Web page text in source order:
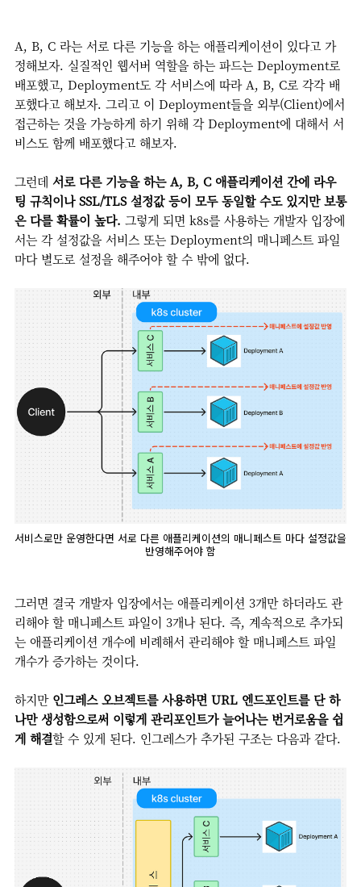
A, B, C 라는 서로 다른 기능을 하는 애플리케이션이 있다고 가
정해보자. 실질적인 웹서버 역할을 하는 파드는 Deployment로
배포했고, Deployment도 각 서비스에 따라 A, B, C로 각각 배
포했다고 해보자. 그리고 이 Deployment들을 외부(Client)에서
접근하는 것을 가능하게 하기 위해 각 Deployment에 대해서 서
비스도 함께 배포했다고 해보자.
그런데 서로 다른 기능을 하는 A, B, C 애플리케이션 간에 라우
팅 규칙이나 SSL/TLS 설정값 등이 모두 동일할 수도 있지만 보통
은 다를 확률이 높다. 그렇게 되면 k8s를 사용하는 개발자 입장에
서는 각 설정값을 서비스 또는 Deployment의 매니페스트 파일
마다 별도로 설정을 해주어야 할 수 밖에 없다.
서비스로만 운영한다면 서로 다른 애플리케이션의 매니페스트 마다 설정값을
반영해주어야 함
그러면 결국 개발자 입장에서는 애플리케이션 3개만 하더라도 관
리해야 할 매니페스트 파일이 3개나 된다. 즉, 계속적으로 추가되
는 애플리케이션 개수에 비례해서 관리해야 할 매니페스트 파일
개수가 증가하는 것이다.
하지만 인그레스 오브젝트를 사용하면 URL 엔드포인트를 단 하
나만 생성함으로써 이렇게 관리포인트가 늘어나는 번거로움을 쉽
게 해결할 수 있게 된다. 인그레스가 추가된 구조는 다음과 같다.